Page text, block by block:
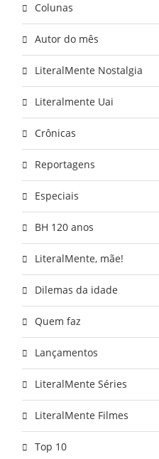
Colunas
Autor do mês
LiteralMente Nostalgia
Literalmente Uai
Crônicas
Reportagens
Especiais
BH 120 anos
LiteralMente, mãe!
Dilemas da idade
Quem faz
Lançamentos
LiteralMente Séries
LiteralMente Filmes
Top 10